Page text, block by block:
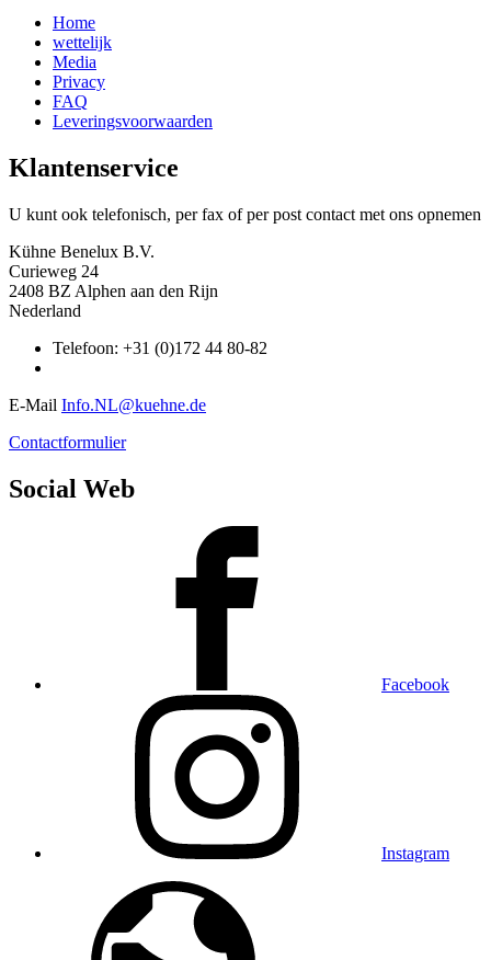
Home
wettelijk
Media
Privacy
FAQ
Leveringsvoorwaarden
Klantenservice
U kunt ook telefonisch, per fax of per post contact met ons opnemen
Kühne Benelux B.V.
Curieweg 24
2408 BZ Alphen aan den Rijn
Nederland
Telefoon: +31 (0)172 44 80-82
E-Mail Info.NL@kuehne.de
Contactformulier
Social Web
Facebook
Instagram